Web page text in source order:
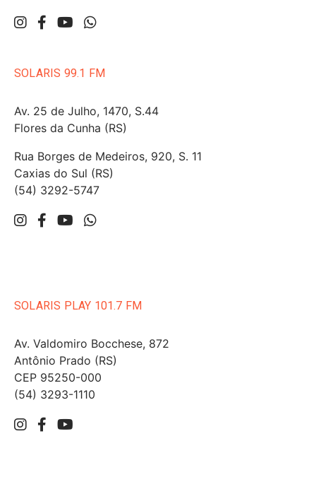
SOLARIS 99.1 FM
Av. 25 de Julho, 1470, S.44
Flores da Cunha (RS)
Rua Borges de Medeiros, 920, S. 11
Caxias do Sul (RS)
(54) 3292-5747
SOLARIS PLAY 101.7 FM
Av. Valdomiro Bocchese, 872
Antônio Prado (RS)
CEP 95250-000
(54) 3293-1110